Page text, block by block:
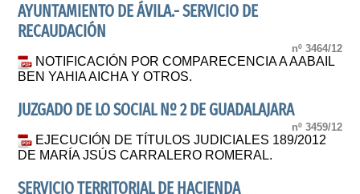
AYUNTAMIENTO DE ÁVILA.- SERVICIO DE
RECAUDACIÓN
nº 3464/12
NOTIFICACIÓN POR COMPARECENCIA A AABAIL
BEN YAHIA AICHA Y OTROS.
JUZGADO DE LO SOCIAL Nº 2 DE GUADALAJARA
nº 3459/12
EJECUCIÓN DE TÍTULOS JUDICIALES 189/2012
DE MARÍA JSÚS CARRALERO ROMERAL.
SERVICIO TERRITORIAL DE HACIENDA